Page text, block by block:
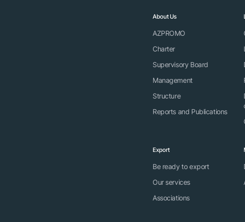
About Us
AZPROMO
Charter
Supervisory Board
Management
Structure
Reports and Publications
Export
Be ready to export
Our services
Associations